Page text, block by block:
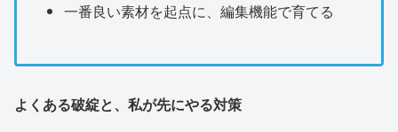
一番良い素材を起点に、編集機能で育てる
よくある破綻と、私が先にやる対策